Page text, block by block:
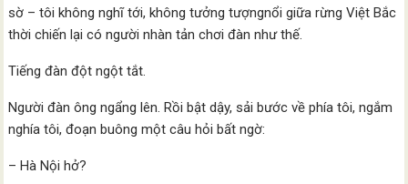
sờ – tôi không nghĩ tới, không tưởng tượngnổi giữa rừng Việt Bắc
thời chiến lại có người nhàn tản chơi đàn như thế.
Tiếng đàn đột ngột tắt.
Người đàn ông ngẩng lên. Rồi bật dậy, sải bước về phía tôi, ngắm
nghía tôi, đoạn buông một câu hỏi bất ngờ:
– Hà Nội hở?